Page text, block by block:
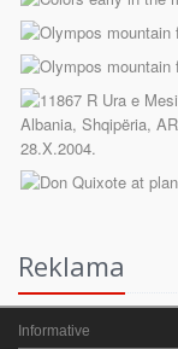
Reklama
Informative